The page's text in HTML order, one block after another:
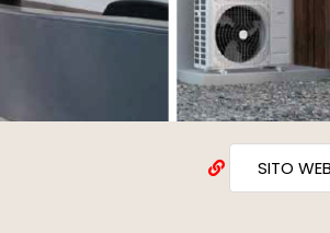
SITO